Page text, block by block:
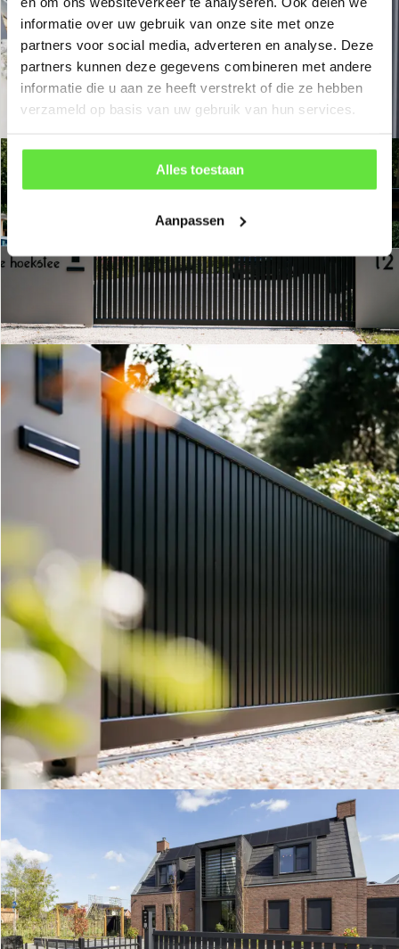
informatie over uw gebruik van onze site met onze
partners voor social media, adverteren en analyse. Deze
partners kunnen deze gegevens combineren met andere
informatie die u aan ze heeft verstrekt of die ze hebben
verzameld op basis van uw gebruik van hun services.
Alles toestaan
Aanpassen